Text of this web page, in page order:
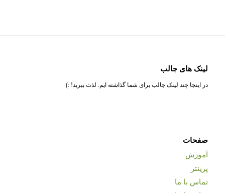
لینک های جالب
در اینجا چند لینک جالب برای شما گذاشته ایم. لذت ببرید! :)
صفحات
آموزش
پرینتر
تماس با ما